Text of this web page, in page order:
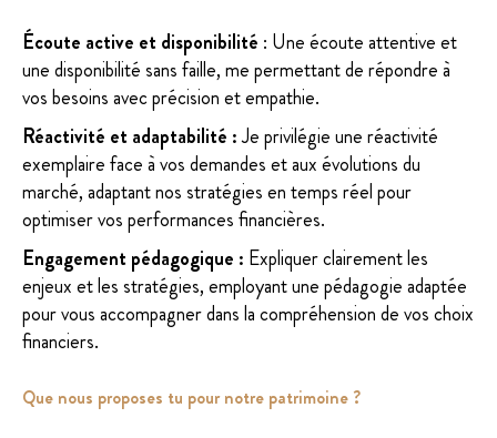
Écoute active et disponibilité : Une écoute attentive et
une disponibilité sans faille, me permettant de répondre à
vos besoins avec précision et empathie.
Réactivité et adaptabilité :Je privilégie une réactivité
exemplaire face à vos demandes et aux évolutions du
marché, adaptant nos stratégies en temps réel pour
optimiser vos performances financières.
Engagement pédagogique : Expliquer clairement les
enjeux et les stratégies, employant une pédagogie adaptée
pour vous accompagner dans la compréhension de vos choix
financiers.
Que nous proposes tu pour notre patrimoine ?